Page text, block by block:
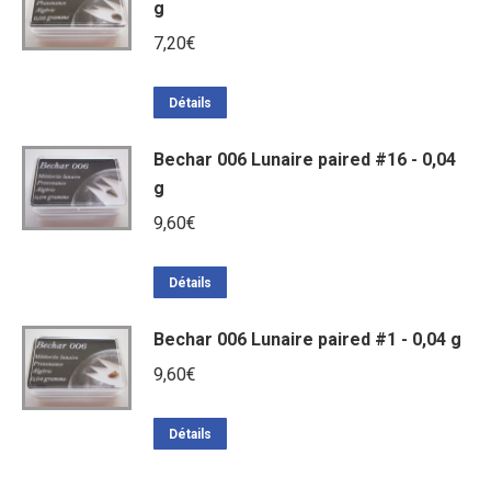
g
7,20€
Détails
Bechar 006 Lunaire paired #16 - 0,04
g
9,60€
Détails
Bechar 006 Lunaire paired #1 - 0,04 g
9,60€
Détails